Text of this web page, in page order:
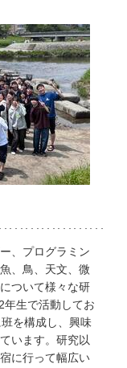
、プログラミン
、鳥、天文、微
ついて様々な研
年生で活動してお
を構成し、興味
います。研究以
に行って幅広い